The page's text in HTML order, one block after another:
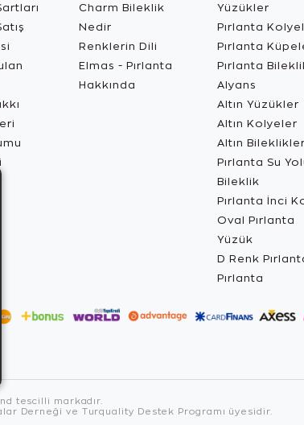
Charm Bileklik
Nedir
Renklerin Dili
Elmas - Pırlanta
Hakkında
Yüzükler
Pırlanta
Pırlanta
Pırlanta
Alyans
Altın Yüzükler
Altın Kolyeler
Altın Bileklikler
Pırlanta Su
Bileklik
Pırlanta İnci
Oval Pırlanta
Yüzük
D Renk
Pırlanta
tescilli markadır.
Derneği ve Turquality Destek Programı üyesidir.